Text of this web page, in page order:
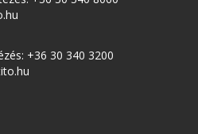
+36 30 340 3200